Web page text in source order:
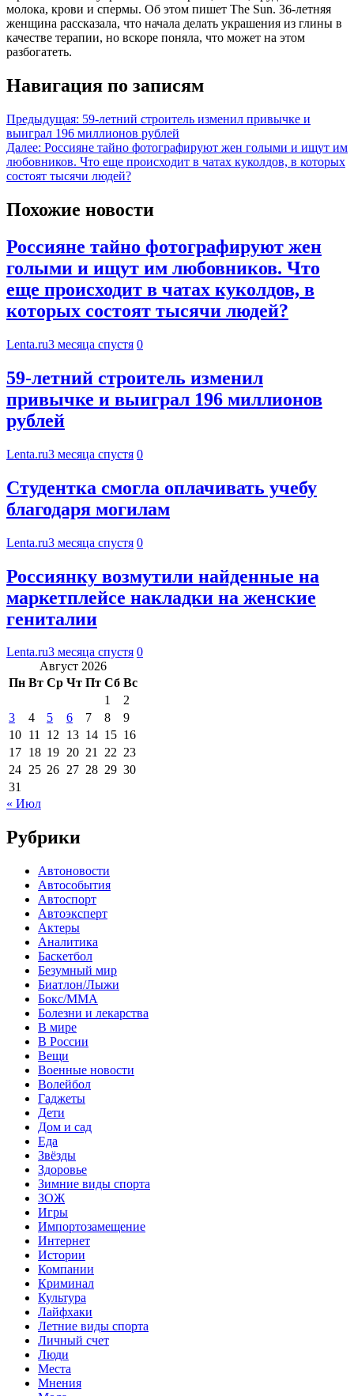
молока, крови и спермы. Об этом пишет The Sun. 36-летняя
женщина рассказала, что начала делать украшения из глины в
качестве терапии, но вскоре поняла, что может на этом
разбогатеть.
Навигация по записям
Предыдущая: 59-летний строитель изменил привычке и
выиграл 196 миллионов рублей
Далее: Россияне тайно фотографируют жен голыми и ищут им
любовников. Что еще происходит в чатах куколдов, в которых
состоят тысячи людей?
Похожие новости
Россияне тайно фотографируют жен
голыми и ищут им любовников. Что
еще происходит в чатах куколдов, в
которых состоят тысячи людей?
Lenta.ru3 месяца спустя 0
59-летний строитель изменил
привычке и выиграл 196 миллионов
рублей
Lenta.ru3 месяца спустя 0
Студентка смогла оплачивать учебу
благодаря могилам
Lenta.ru3 месяца спустя 0
Россиянку возмутили найденные на
маркетплейсе накладки на женские
гениталии
Lenta.ru3 месяца спустя 0
Август 2026
Пн Вт Ср Чт Пт Сб Вс
1
2
3
4 5 6 7 8
9
10 11 12 13 14 15 16
17 18 19 20 21 22 23
24 25 26 27 28 29 30
31
« Июл
Рубрики
Автоновости
Автособытия
Автоспорт
Автоэксперт
Актеры
Аналитика
Баскетбол
Безумный мир
Биатлон/Лыжи
Бокс/MMA
Болезни и лекарства
В мире
В России
Вещи
Военные новости
Волейбол
Гаджеты
Дети
Дом и сад
Еда
Звёзды
Здоровье
Зимние виды спорта
ЗОЖ
Игры
Импортозамещение
Интернет
Истории
Компании
Криминал
Культура
Лайфхаки
Летние виды спорта
Личный счет
Люди
Места
Мнения